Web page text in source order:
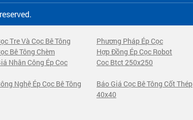
Tre Và Cọc Bê Tông Phương Pháp Ép Cọc
Bê Tông Chèm Hợp Đồng Ép Cọc Robot
Nhân Công Ép Cọc Coc Btct 250x250
Nghệ Ép Cọc Bê Tông
Báo Giá Cọc Bê Tông Cốt Thép
40x40